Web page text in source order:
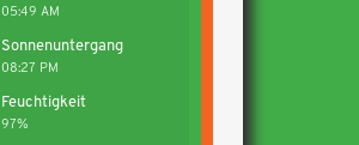
05:49 AM
Sonnenuntergang
08:27 PM
Feuchtigkeit
97%